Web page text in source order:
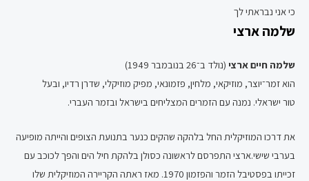
כי אני נבראתי לך
שלמה ארצי
שלמה חיים ארצי
(נולד ב־26 בנובמבר 1949)
הוא זמר־יוצר, מוזיקאי, מלחין, פזמונאי, מפיק מוזיקלי, שדרן רדיו, ובעל
טור ישראלי. נמנה עם הזמרים המצליחים בישראל ובזמר העברי.
את דרכו המוזיקלית החל בלהקה שהקים כנער בתנועת הצופים והייתה מופיעה
בערבי שישי.ארצי התפרסם לראשונה כסולן בלהקת חיל הים והפך לכוכב עם
זכייתו בפסטיבל הזמר והפזמון 1970. מאז ראתה הקריירה המוזיקלית שלו